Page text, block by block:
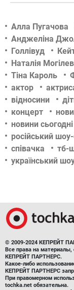
Алла Пугачова
Анджеліна
Голлівуд
Наталія
Тіна Кароль
актор
відносини
концерт
новини сьогодні
російський шоу-
співачка
тб-
український
© 2009-2024 КЕПРЕЙТ
Все права на
КЕПРЕЙТ ПАРТНЕРС.
Какое-либо
КЕПРЕЙТ ПАРТНЕРС
При правомерном
tochka.net обязательна.